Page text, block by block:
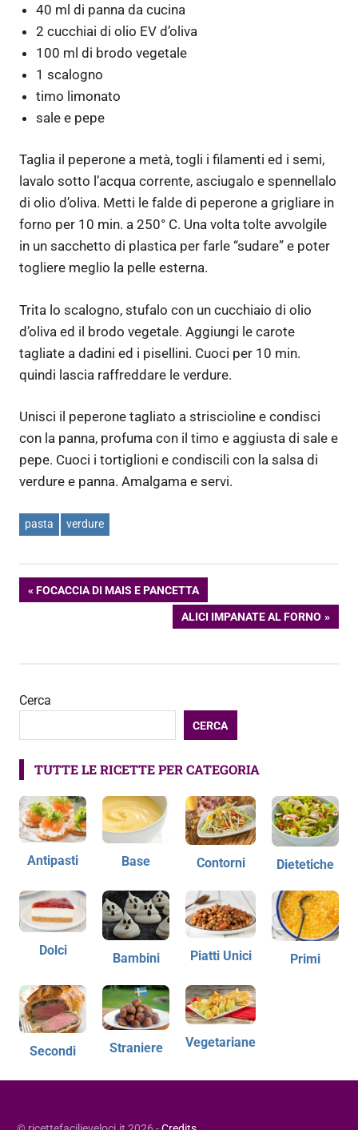
40 ml di panna da cucina
2 cucchiai di olio EV d’oliva
100 ml di brodo vegetale
1 scalogno
timo limonato
sale e pepe
Taglia il peperone a metà, togli i filamenti ed i semi,
lavalo sotto l’acqua corrente, asciugalo e spennellalo
di olio d’oliva. Metti le falde di peperone a grigliare in
forno per 10 min. a 250° C. Una volta tolte avvolgile
in un sacchetto di plastica per farle “sudare” e poter
togliere meglio la pelle esterna.
Trita lo scalogno, stufalo con un cucchiaio di olio
d’oliva ed il brodo vegetale. Aggiungi le carote
tagliate a dadini ed i pisellini. Cuoci per 10 min.
quindi lascia raffreddare le verdure.
Unisci il peperone tagliato a striscioline e condisci
con la panna, profuma con il timo e aggiusta di sale e
pepe. Cuoci i tortiglioni e condiscili con la salsa di
verdure e panna. Amalgama e servi.
pasta verdure
Navigazione
ARTICOLO
FOCACCIA DI MAIS E PANCETTA
ARTICOLO
ALICI IMPANATE AL FORNO
Cerca
CERCA
TUTTE LE RICETTE PER CATEGORIA
Antipasti Base Contorni Dietetiche
Dolci
Bambini Piatti Unici Primi
Secondi Straniere Vegetariane